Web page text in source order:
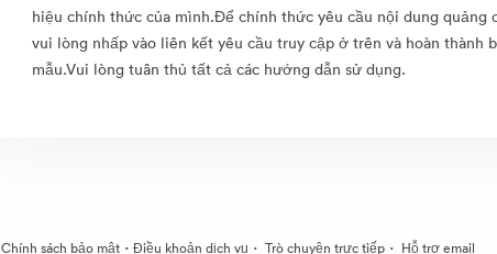
hiệu chính thức của mình.Để chính thức yêu cầu nội dung quảng
vui lòng nhấp vào liên kết yêu cầu truy cập ở trên và hoàn thành
mẫu.Vui lòng tuân thủ tất cả các hướng dẫn sử dụng.
Chính sách bảo mật · Điều khoản dịch vụ · Trò chuyện trực tiếp · Hỗ trợ email